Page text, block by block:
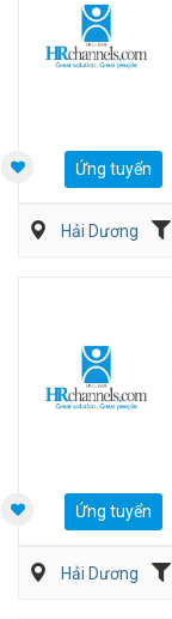
Ứng tuyển
Hải Dương
Ứng tuyển
Hải Dương